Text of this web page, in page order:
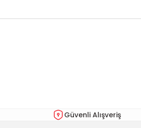
Ürün fiyatı diğer sitelerden daha pahalı.
Güvenli Alışveriş